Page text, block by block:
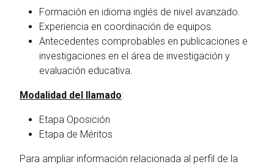
Formación en idioma inglés de nivel avanzado.
Experiencia en coordinación de equipos.
Antecedentes comprobables en publicaciones e
investigaciones en el área de investigación y
evaluación educativa.
Modalidad del llamado:
Etapa Oposición
Etapa de Méritos
Para ampliar información relacionada al perfil de la